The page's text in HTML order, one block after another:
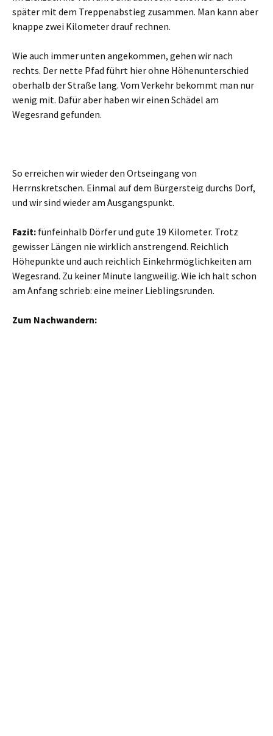
später mit dem Treppenabstieg zusammen. Man kann aber
knappe zwei Kilometer drauf rechnen.
Wie auch immer unten angekommen, gehen wir nach
rechts. Der nette Pfad führt hier ohne Höhenunterschied
oberhalb der Straße lang. Vom Verkehr bekommt man nur
wenig mit. Dafür aber haben wir einen Schädel am
Wegesrand gefunden.
So erreichen wir wieder den Ortseingang von
Herrnskretschen. Einmal auf dem Bürgersteig durchs Dorf,
und wir sind wieder am Ausgangspunkt.
Fazit: fünfeinhalb Dörfer und gute 19 Kilometer. Trotz
gewisser Längen nie wirklich anstrengend. Reichlich
Höhepunkte und auch reichlich Einkehrmöglichkeiten am
Wegesrand. Zu keiner Minute langweilig. Wie ich halt schon
am Anfang schrieb: eine meiner Lieblingsrunden.
Zum Nachwandern: